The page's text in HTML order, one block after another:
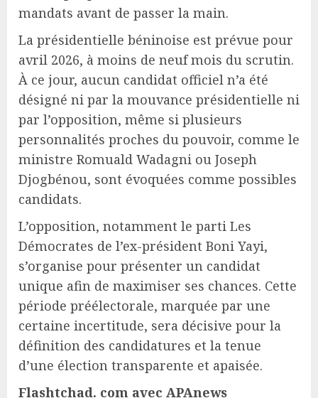
mandats avant de passer la main.
La présidentielle béninoise est prévue pour
avril 2026, à moins de neuf mois du scrutin.
À ce jour, aucun candidat officiel n’a été
désigné ni par la mouvance présidentielle ni
par l’opposition, même si plusieurs
personnalités proches du pouvoir, comme le
ministre Romuald Wadagni ou Joseph
Djogbénou, sont évoquées comme possibles
candidats.
L’opposition, notamment le parti Les
Démocrates de l’ex-président Boni Yayi,
s’organise pour présenter un candidat
unique afin de maximiser ses chances. Cette
période préélectorale, marquée par une
certaine incertitude, sera décisive pour la
définition des candidatures et la tenue
d’une élection transparente et apaisée.
Flashtchad. com avec APAnews